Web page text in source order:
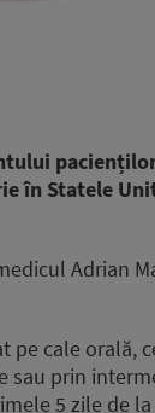
în Statele
Adrian
cale orală,
sau prin
5 zile de